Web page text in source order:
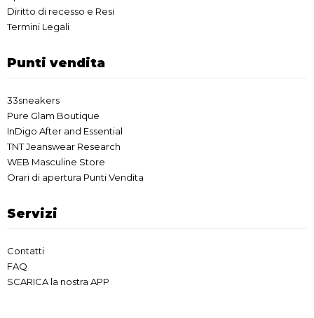
Diritto di recesso e Resi
Termini Legali
Punti vendita
33sneakers
Pure Glam Boutique
InDigo After and Essential
TNT Jeanswear Research
WEB Masculine Store
Orari di apertura Punti Vendita
Servizi
Contatti
FAQ
SCARICA la nostra APP